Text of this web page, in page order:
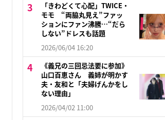
「きわどくて心配」TWICE・
モモ “両脇丸見え”ファッ
ションにファン沸騰…“だら
しない”ドレスも話題
2026/06/04 16:20
《義兄の三回忌法要に参加》
山口百恵さん 義姉が明かす
夫・友和と「夫婦げんかをし
ない理由」
2026/04/02 11:00